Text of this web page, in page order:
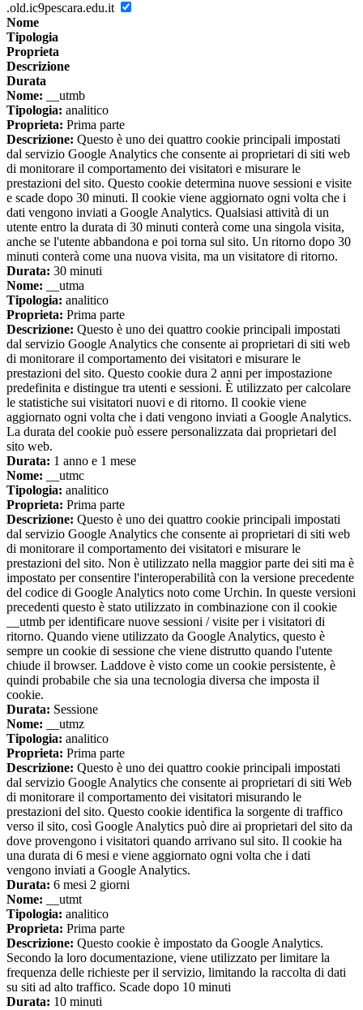
.old.ic9pescara.edu.it
Nome
Tipologia
Proprieta
Descrizione
Durata
Nome: __utmb
Tipologia: analitico
Proprieta: Prima parte
Descrizione: Questo è uno dei quattro cookie principali impostati
dal servizio Google Analytics che consente ai proprietari di siti web
di monitorare il comportamento dei visitatori e misurare le
prestazioni del sito. Questo cookie determina nuove sessioni e visite
e scade dopo 30 minuti. Il cookie viene aggiornato ogni volta che i
dati vengono inviati a Google Analytics. Qualsiasi attività di un
utente entro la durata di 30 minuti conterà come una singola visita,
anche se l'utente abbandona e poi torna sul sito. Un ritorno dopo 30
minuti conterà come una nuova visita, ma un visitatore di ritorno.
Durata: 30 minuti
Nome: __utma
Tipologia: analitico
Proprieta: Prima parte
Descrizione: Questo è uno dei quattro cookie principali impostati
dal servizio Google Analytics che consente ai proprietari di siti web
di monitorare il comportamento dei visitatori e misurare le
prestazioni del sito. Questo cookie dura 2 anni per impostazione
predefinita e distingue tra utenti e sessioni. È utilizzato per calcolare
le statistiche sui visitatori nuovi e di ritorno. Il cookie viene
aggiornato ogni volta che i dati vengono inviati a Google Analytics.
La durata del cookie può essere personalizzata dai proprietari del
sito web.
Durata: 1 anno e 1 mese
Nome: __utmc
Tipologia: analitico
Proprieta: Prima parte
Descrizione: Questo è uno dei quattro cookie principali impostati
dal servizio Google Analytics che consente ai proprietari di siti web
di monitorare il comportamento dei visitatori e misurare le
prestazioni del sito. Non è utilizzato nella maggior parte dei siti ma è
impostato per consentire l'interoperabilità con la versione precedente
del codice di Google Analytics noto come Urchin. In queste versioni
precedenti questo è stato utilizzato in combinazione con il cookie
__utmb per identificare nuove sessioni / visite per i visitatori di
ritorno. Quando viene utilizzato da Google Analytics, questo è
sempre un cookie di sessione che viene distrutto quando l'utente
chiude il browser. Laddove è visto come un cookie persistente, è
quindi probabile che sia una tecnologia diversa che imposta il
cookie.
Durata: Sessione
Nome: __utmz
Tipologia: analitico
Proprieta: Prima parte
Descrizione: Questo è uno dei quattro cookie principali impostati
dal servizio Google Analytics che consente ai proprietari di siti Web
di monitorare il comportamento dei visitatori misurando le
prestazioni del sito. Questo cookie identifica la sorgente di traffico
verso il sito, così Google Analytics può dire ai proprietari del sito da
dove provengono i visitatori quando arrivano sul sito. Il cookie ha
una durata di 6 mesi e viene aggiornato ogni volta che i dati
vengono inviati a Google Analytics.
Durata: 6 mesi 2 giorni
Nome: __utmt
Tipologia: analitico
Proprieta: Prima parte
Descrizione: Questo cookie è impostato da Google Analytics.
Secondo la loro documentazione, viene utilizzato per limitare la
frequenza delle richieste per il servizio, limitando la raccolta di dati
su siti ad alto traffico. Scade dopo 10 minuti
Durata: 10 minuti